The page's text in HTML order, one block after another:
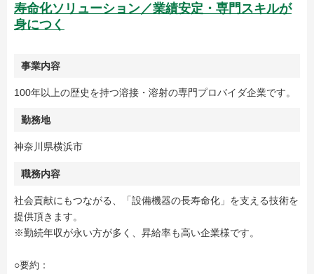
寿命化ソリューション／業績安定・専門スキルが
身につく
事業内容
100年以上の歴史を持つ溶接・溶射の専門プロバイダ企業です。
勤務地
神奈川県横浜市
職務内容
社会貢献にもつながる、「設備機器の長寿命化」を支える技術を
提供頂きます。
※勤続年収が永い方が多く、昇給率も高い企業様です。
○要約：